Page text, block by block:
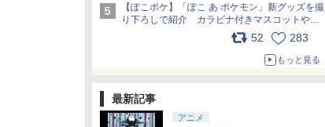
【ぽこポケ】「ぽこ あ ポケモン」新グッズを撮
り下ろしで紹介 カラビナ付きマスコットやス
52 283
もっと見る
最新記事
アニメ